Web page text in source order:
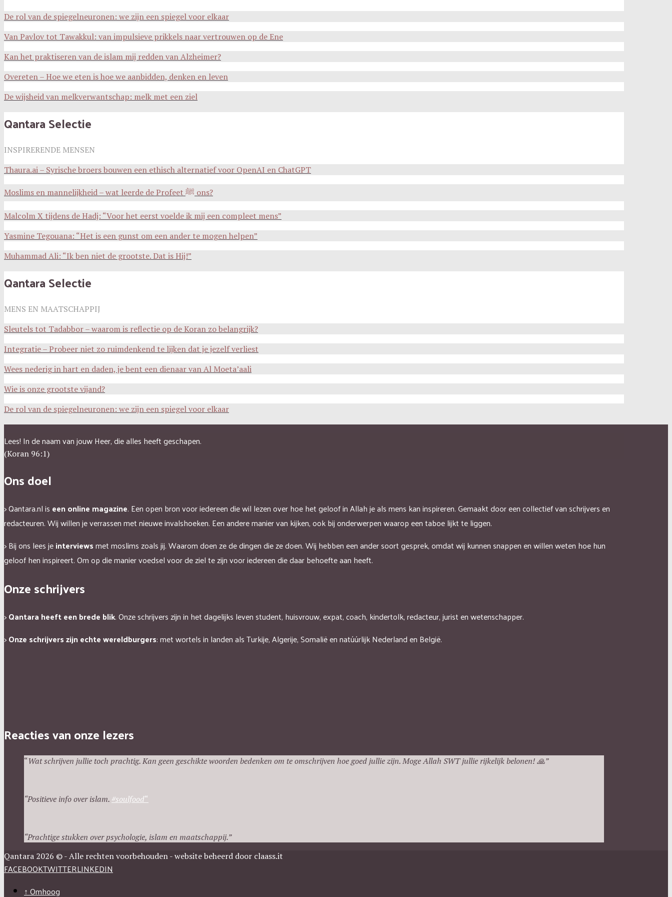
De rol van de spiegelneuronen: we zijn een spiegel voor elkaar
Van Pavlov tot Tawakkul: van impulsieve prikkels naar vertrouwen op de Ene
Kan het praktiseren van de islam mij redden van Alzheimer?
Overeten – Hoe we eten is hoe we aanbidden, denken en leven
De wijsheid van melkverwantschap: melk met een ziel
Qantara Selectie
INSPIRERENDE MENSEN
Thaura.ai – Syrische broers bouwen een ethisch alternatief voor OpenAI en ChatGPT
Moslims en mannelijkheid – wat leerde de Profeet ﷺ ons?
Malcolm X tijdens de Hadj: “Voor het eerst voelde ik mij een compleet mens”
Yasmine Tegouana: “Het is een gunst om een ander te mogen helpen”
Muhammad Ali: “Ik ben niet de grootste. Dat is Hij!”
Qantara Selectie
MENS EN MAATSCHAPPIJ
Sleutels tot Tadabbor – waarom is reflectie op de Koran zo belangrijk?
Integratie – Probeer niet zo ruimdenkend te lijken dat je jezelf verliest
Wees nederig in hart en daden, je bent een dienaar van Al Moeta’aali
Wie is onze grootste vijand?
De rol van de spiegelneuronen: we zijn een spiegel voor elkaar
Lees! In de naam van jouw Heer, die alles heeft geschapen.
(Koran 96:1)
Ons doel
> Qantara.nl is een online magazine. Een open bron voor iedereen die wil lezen over hoe het geloof in Allah je als mens kan inspireren.Gemaakt door een collectief van schrijvers en
redacteuren.Wij willen je verrassen met nieuwe invalshoeken. Een andere manier van kijken, ook bij onderwerpen waarop een taboe lijkt te liggen.
> Bij ons lees jeinterviewsmet moslims zoals jij. Waarom doen ze de dingen die ze doen. Wij hebben een ander soort gesprek, omdat wij kunnen snappen en willen weten hoe hun
geloof hen inspireert. Om op die manier voedsel voor de ziel te zijn voor iedereen die daar behoefte aan heeft.
Onze schrijvers
>Qantara heeft een brede blik. Onze schrijvers zijn in het dagelijks leven student, huisvrouw, expat, coach, kindertolk, redacteur, jurist en wetenschapper.
>Onze schrijvers zijn echte wereldburgers: met wortels in landen als Turkije, Algerije, Somalië en natúúrlijk Nederland en België.
Reacties van onze lezers
“Wat schrijven jullie toch prachtig. Kan geen geschikte woorden bedenken om te omschrijven hoe goed jullie zijn. Moge Allah SWT jullie rijkelijk belonen!🙏”
“Positieve info over islam. #soulfood“
“Prachtige stukken over psychologie, islam en maatschappij.”
Qantara 2026 © - Alle rechten voorbehouden - website beheerd door claass.it
FACEBOOKTWITTERLINKEDIN
↑ Omhoog